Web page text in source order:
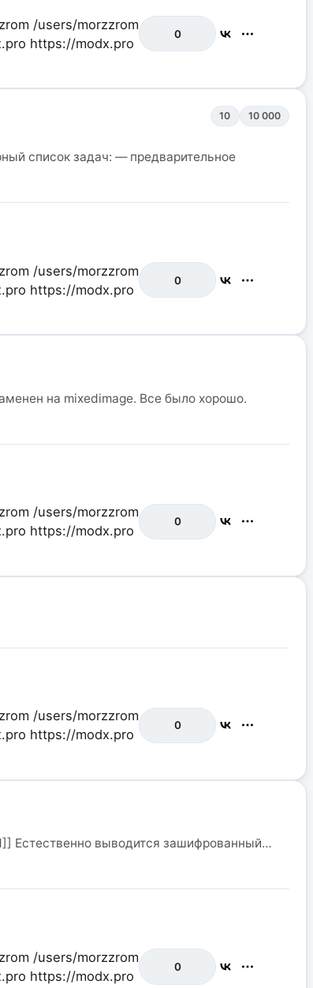
/users/morzzrom
https://modx.pro
0
10 10 000
список задач: — предварительное
/users/morzzrom
https://modx.pro
0
на mixedimage. Все было хорошо.
/users/morzzrom
https://modx.pro
0
/users/morzzrom
https://modx.pro
0
Естественно выводится зашифрованный…
/users/morzzrom
https://modx.pro
0